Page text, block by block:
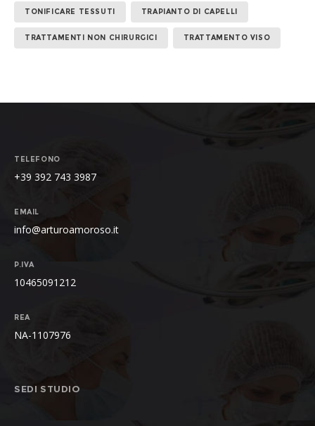
TONIFICARE TESSUTI TRAPIANTO DI CAPELLI
TRATTAMENTI NON CHIRURGICI TRATTAMENTO VISO
TELEFONO
+39 392 743 3987
EMAIL
info@arturoamoroso.it
P.IVA
10465091212
REA
NA-1107976
SEDI STUDIO